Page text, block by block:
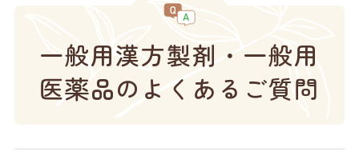
一般用漢方製剤・一般用
医薬品のよくあるご質問